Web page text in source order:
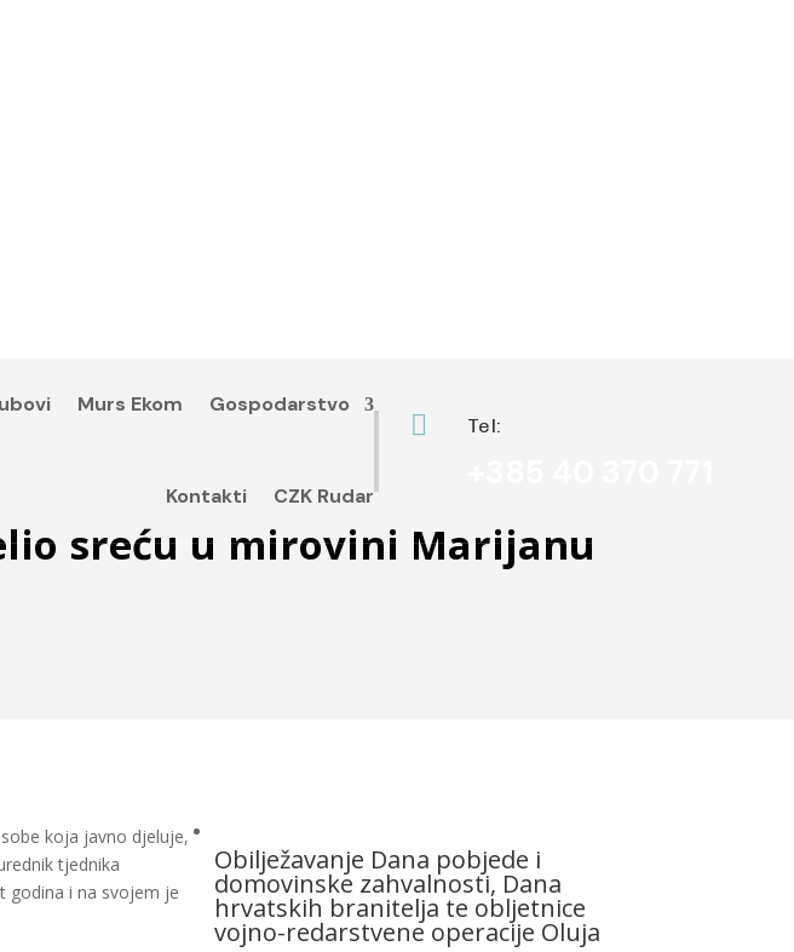
Murs Ekom Gospodarstvo
Kontakti CZK Rudar
 Tel:
sreću u mirovini Marijanu
koja javno djeluje,
tjednika
godina i na svojem je
Obilježavanje Dana pobjede i
domovinske zahvalnosti, Dana
hrvatskih branitelja te obljetnice
vojno-redarstvene operacije Oluja